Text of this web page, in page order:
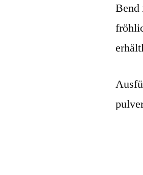
Bend